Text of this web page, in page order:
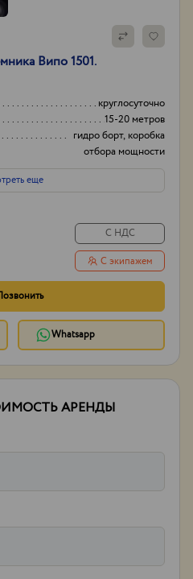
Випо 1501.
круглосуточно
15-20 метров
гидро борт, коробка
отбора мощности
(ком)
еще
С НДС
С экипажем
Whatsapp
АРЕНДЫ